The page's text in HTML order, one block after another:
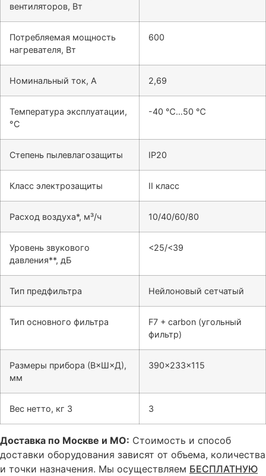
вентиляторов, Вт
Потребляемая мощность
нагревателя, Вт
600
Номинальный ток, А 2,69
Температура эксплуатации,
°С
-40 ℃…50 ℃
Степень пылевлагозащиты IP20
Класс электрозащиты II класс
Расход воздуха*, м³/ч 10/40/60/80
Уровень звукового
давления**, дБ
<25/<39
Тип предфильтра Нейлоновый сетчатый
Тип основного фильтра
F7 + carbon (угольный
фильтр)
Размеры прибора (В×Ш×Д),
мм
390×233×115
Вес нетто, кг 3 3
Доставка по Москве и МО: Стоимость и способ
доставки оборудования зависят от объема, количества
и точки назначения. Мы осуществляем БЕСПЛАТНУЮ